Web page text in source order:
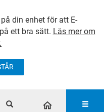
din enhet för att E-
ett bra sätt. Läs mer om
GÅ DIREKT TILL